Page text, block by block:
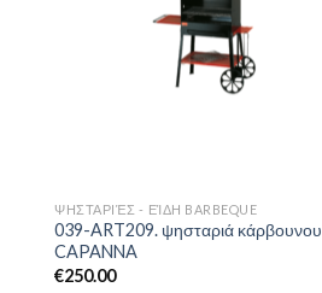
ΨΗΣΤΑΡΙΈΣ - ΕΊΔΗ BARBEQUE
039-ART209. ψησταριά κάρβουνου
CAPANNA
€250.00